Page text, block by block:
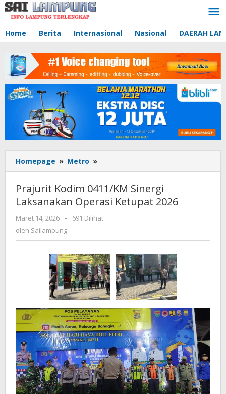
Lewati
Home Berita Internasional Nasional DAERAH
Homepage » Metro »
Kodim
Sinergi
Laksanakan
Operasi
Prajurit Kodim 0411/KM Sinergi
Laksanakan Operasi Ketupat 2026
Maret 14, 2026
oleh
Sailampung
-
691 Dilihat
oleh Sailampung